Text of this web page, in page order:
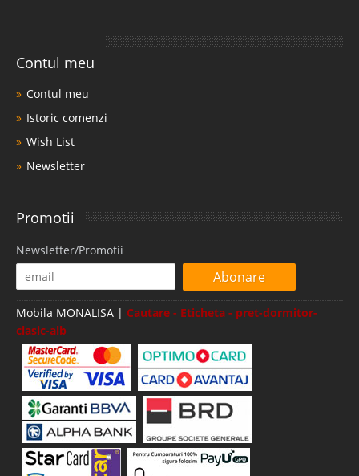
Contul meu
Contul meu
Istoric comenzi
Wish List
Newsletter
Promotii
Newsletter/Promotii
Abonare
Mobila MONALISA | Cautare - Eticheta - pret-dormitor-
clasic-alb